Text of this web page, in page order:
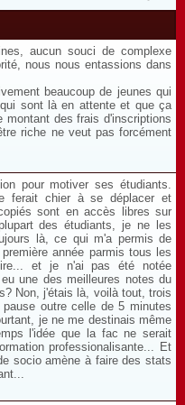
aucun souci de complexe
nous nous entassions dans
beaucoup de jeunes qui
sont là en attente et que ça
montant des frais d'inscriptions
riche ne veut pas forcément
pour motiver ses étudiants.
ferait chier à se déplacer et
sont en accès libres sur
des étudiants, je ne les
là, ce qui m'a permis de
année parmis tous les
et je n'ai pas été notée
une des meilleures notes du
Non, j'étais là, voilà tout, trois
outre celle de 5 minutes
je ne me destinais même
l'idée que la fac ne serait
professionalisante... Et
socio amène à faire des stats